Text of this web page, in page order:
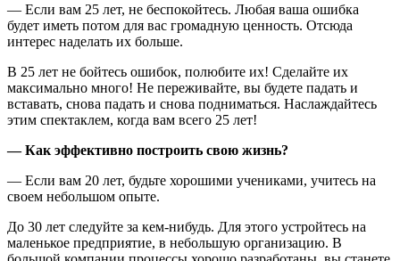
— Если вам 25 лет, не беспокойтесь. Любая ваша ошибка
будет иметь потом для вас громадную ценность. Отсюда
интерес наделать их больше.
В 25 лет не бойтесь ошибок, полюбите их! Сделайте их
максимально много! Не переживайте, вы будете падать и
вставать, снова падать и снова подниматься. Наслаждайтесь
этим спектаклем, когда вам всего 25 лет!
— Как эффективно построить свою жизнь?
— Если вам 20 лет, будьте хорошими учениками, учитесь на
своем небольшом опыте.
До 30 лет следуйте за кем-нибудь. Для этого устройтесь на
маленькое предприятие, в небольшую организацию. В